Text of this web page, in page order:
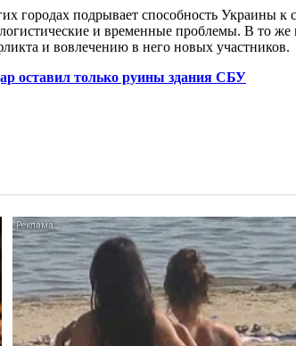
городах подрывает способность Украины
и временные проблемы. В то
и вовлечению в него новых участников.
оставил только руины здания СБУ